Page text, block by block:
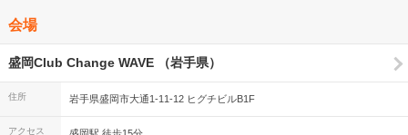
会場
盛岡Club Change WAVE （岩手県）
住所 岩手県盛岡市大通1-11-12 ヒグチビルB1F
アクセス
盛岡駅 徒歩15分